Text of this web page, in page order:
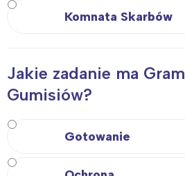
Komnata Skarbów
Jakie zadanie ma
Gumisiów?
Gotowanie